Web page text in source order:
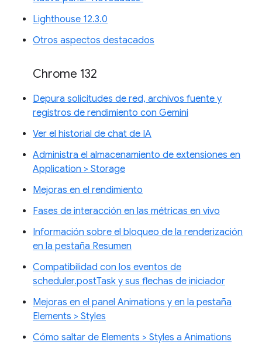
Lighthouse 12.3.0
Otros aspectos destacados
Chrome 132
Depura solicitudes de red, archivos fuente y
registros de rendimiento con Gemini
Ver el historial de chat de IA
Administra el almacenamiento de extensiones en
Application > Storage
Mejoras en el rendimiento
Fases de interacción en las métricas en vivo
Información sobre el bloqueo de la renderización
en la pestaña Resumen
Compatibilidad con los eventos de
scheduler.postTask y sus flechas de iniciador
Mejoras en el panel Animations y en la pestaña
Elements > Styles
Cómo saltar de Elements > Styles a Animations